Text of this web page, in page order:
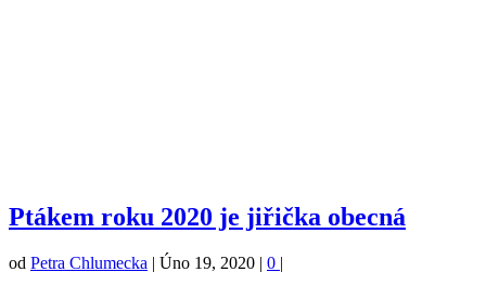
Ptákem roku 2020 je jiřička obecná
od Petra Chlumecka | Úno 19, 2020 | 0 |